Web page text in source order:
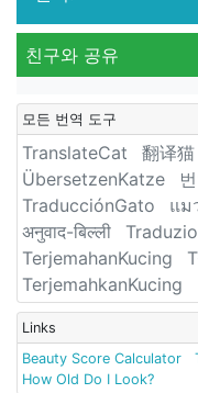
친구와 공유
모든 번역 도구
TranslateCat 翻译猫
ÜbersetzenKatze
TraducciónGato
แม
अनुवाद-बिल्ली
TerjemahanKucing
TerjemahkanKucing
Links
Beauty Score Calculator
How Old Do I Look?